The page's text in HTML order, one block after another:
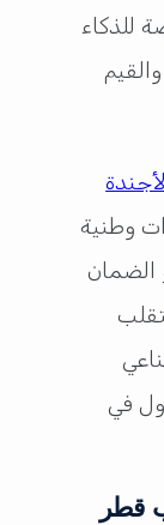
للذكاء
وطنية
الضمان
في
قطر